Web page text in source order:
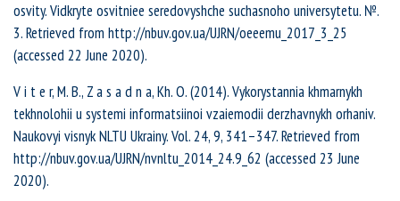
osvity. Vidkryte osvitniee seredovyshche suchasnoho universytetu. №.
3. Retrieved from http://nbuv.gov.ua/UJRN/oeeemu_2017_3_25
(accessed 22 June 2020).
V i t e r, M. B., Z a s a d n a, Kh. O. (2014). Vykorystannia khmarnykh
tekhnolohii u systemi informatsiinoi vzaiemodii derzhavnykh orhaniv.
Naukovyi visnyk NLTU Ukrainy. Vol. 24, 9, 341–347. Retrieved from
http://nbuv.gov.ua/UJRN/nvnltu_2014_24.9_62 (accessed 23 June
2020).